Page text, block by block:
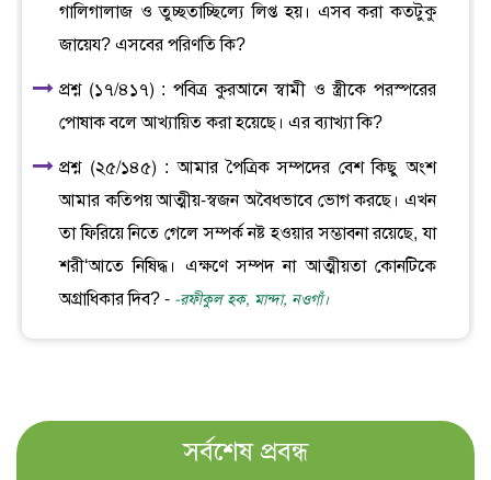
গালিগালাজ ও তুচ্ছতাচ্ছিল্যে লিপ্ত হয়। এসব করা কতটুকু
জায়েয? এসবের পরিণতি কি?
প্রশ্ন (১৭/৪১৭) : পবিত্র কুরআনে স্বামী ও স্ত্রীকে পরস্পরের
পোষাক বলে আখ্যায়িত করা হয়েছে। এর ব্যাখ্যা কি?
প্রশ্ন (২৫/১৪৫) : আমার পৈত্রিক সম্পদের বেশ কিছু অংশ
আমার কতিপয় আত্মীয়-স্বজন অবৈধভাবে ভোগ করছে। এখন
তা ফিরিয়ে নিতে গেলে সম্পর্ক নষ্ট হওয়ার সম্ভাবনা রয়েছে, যা
শরী‘আতে নিষিদ্ধ। এক্ষণে সম্পদ না আত্মীয়তা কোনটিকে
অগ্রাধিকার দিব? - -রফীকুল হক, মান্দা, নওগাঁ।
সর্বশেষ প্রবন্ধ